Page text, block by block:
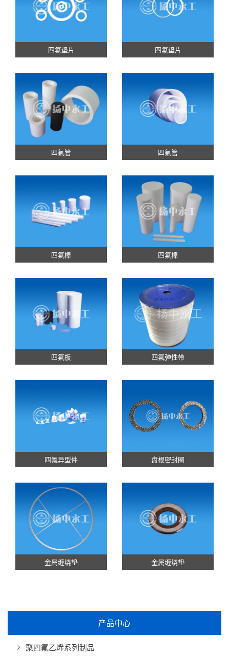
四氟垫片 四氟垫片
四氟管 四氟管
四氟棒 四氟棒
四氟板 四氟弹性带
四氟异型件 盘根密封圈
金属缠绕垫 金属缠绕垫
产品中心
聚四氟乙烯系列制品